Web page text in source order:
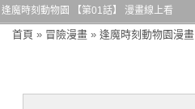
逢魔時刻動物園 【第01話】 漫畫線上看
首頁 » 冒險漫畫 » 逢魔時刻動物園漫畫